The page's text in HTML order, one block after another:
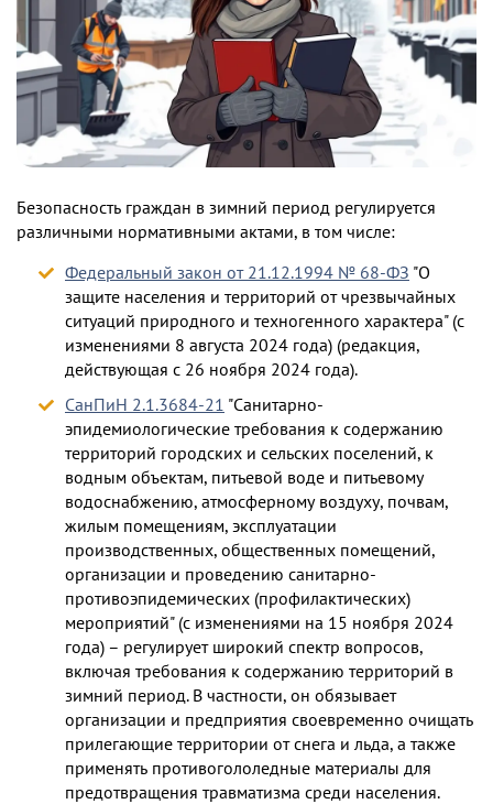
Безопасность граждан в зимний период регулируется
различными нормативными актами, в том числе:
Федеральный закон от 21.12.1994 № 68-ФЗ "О
защите населения и территорий от чрезвычайных
ситуаций природного и техногенного характера" (с
изменениями 8 августа 2024 года) (редакция,
действующая с 26 ноября 2024 года).
СанПиН 2.1.3684-21 "Санитарно-
эпидемиологические требования к содержанию
территорий городских и сельских поселений, к
водным объектам, питьевой воде и питьевому
водоснабжению, атмосферному воздуху, почвам,
жилым помещениям, эксплуатации
производственных, общественных помещений,
организации и проведению санитарно-
противоэпидемических (профилактических)
мероприятий" (с изменениями на 15 ноября 2024
года) – регулирует широкий спектр вопросов,
включая требования к содержанию территорий в
зимний период. В частности, он обязывает
организации и предприятия своевременно очищать
прилегающие территории от снега и льда, а также
применять противогололедные материалы для
предотвращения травматизма среди населения.